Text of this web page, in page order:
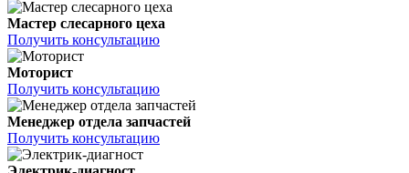
Мастер слесарного цеха
Получить консультацию
Моторист
Получить консультацию
Менеджер отдела запчастей
Получить консультацию